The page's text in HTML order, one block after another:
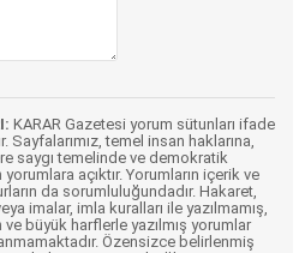
KARAR Gazetesi yorum sütunları ifade
Sayfalarımız, temel insan haklarına,
saygı temelinde ve demokratik
açıktır. Yorumların içerik ve
da sorumluluğundadır. Hakaret,
imalar, imla kuralları ile yazılmamış,
büyük harflerle yazılmış yorumlar
Özensizce belirlenmiş